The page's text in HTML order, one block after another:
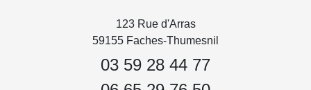
123 Rue d'Arras
59155 Faches-Thumesnil
03 59 28 44 77